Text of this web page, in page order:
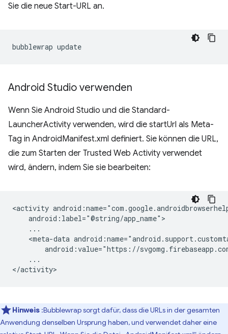
Sie die neue Start-URL an.
bubblewrap
Android Studio verwenden
Wenn Sie Android Studio und die Standard-
LauncherActivity verwenden, wird die startUrl als Meta-
Tag in AndroidManifest.xml definiert. Sie können die URL,
die zum Starten der Trusted Web Activity verwendet
wird, ändern, indem Sie sie bearbeiten:
<activity
<meta-data
android:value="https://
...
Hinweis :Bubblewrap sorgt dafür, dass die URLs in der gesamten
Anwendung denselben Ursprung haben, und verwendet daher eine